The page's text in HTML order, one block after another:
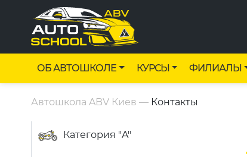
ОБ АВТОШКОЛЕ КУРСЫ ФИЛИАЛЫ
Автошкола ABV Киев — Контакты
Категория "A"